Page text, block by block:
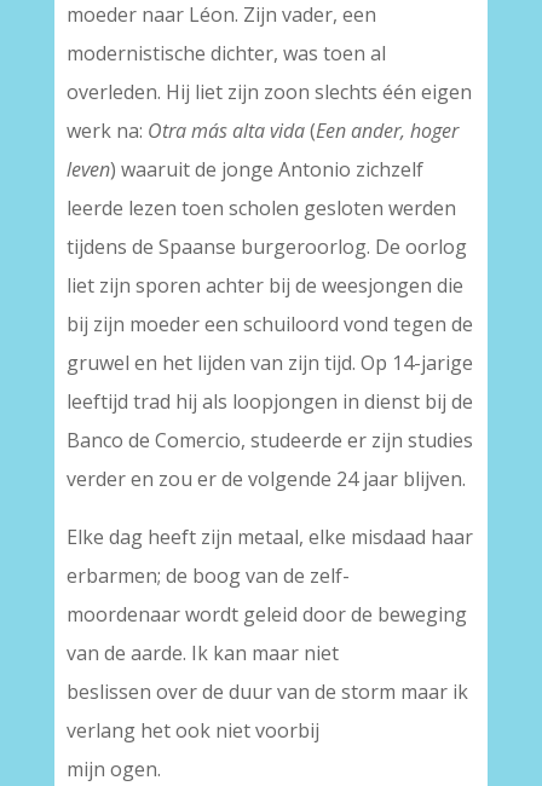
moeder naar Léon. Zijn vader, een
modernistische dichter, was toen al
overleden. Hij liet zijn zoon slechts één eigen
werk na: Otra más alta vida(Een ander, hoger
leven) waaruit de jonge Antonio zichzelf
leerde lezen toen scholen gesloten werden
tijdens de Spaanse burgeroorlog. De oorlog
liet zijn sporen achter bij de weesjongen die
bij zijn moeder een schuiloord vond tegen de
gruwel en het lijden van zijn tijd. Op 14-jarige
leeftijd trad hij als loopjongen in dienst bij de
Banco de Comercio, studeerde er zijn studies
verder en zou er de volgende 24 jaar blijven.
Elke dag heeft zijn metaal, elke misdaad haar
erbarmen; de boog van de zelf-
moordenaar wordt geleid door de beweging
van de aarde. Ik kan maar niet
beslissen over de duur van de storm maar ik
verlang het ook niet voorbij
mijn ogen.